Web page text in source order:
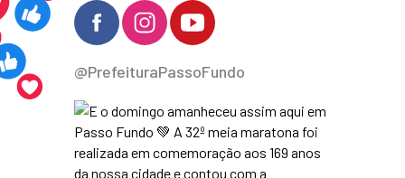
@PrefeituraPassoFundo